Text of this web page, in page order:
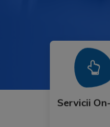
Servicii
Servicii
Mai Mult